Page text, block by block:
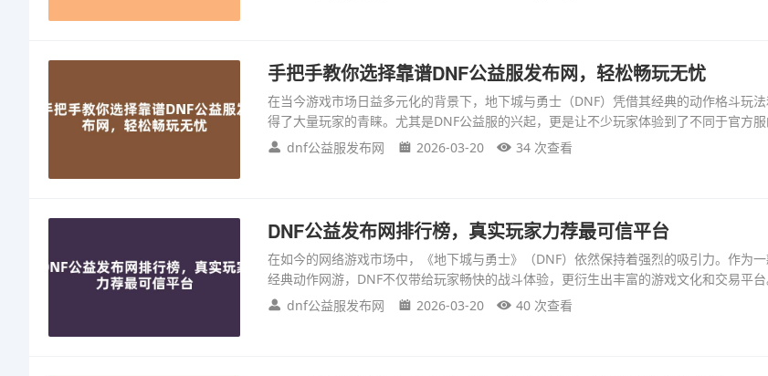
手把手教你选择靠谱DNF公益服发布网，轻松畅玩无忧
在当今游戏市场日益多元化的背景下，地下城与勇士（DNF）凭借其经典的动作格斗玩
得了大量玩家的青睐。尤其是DNF公益服的兴起，更是让不少玩家体验到了不同于官方服
dnf公益服发布网
2026-03-20 34 次查看
DNF公益发布网排行榜，真实玩家力荐最可信平台
在如今的网络游戏市场中，《地下城与勇士》（DNF）依然保持着强烈的吸引力。作为
经典动作网游，DNF不仅带给玩家畅快的战斗体验，更衍生出丰富的游戏文化和交易平台
dnf公益服发布网
2026-03-20 40 次查看